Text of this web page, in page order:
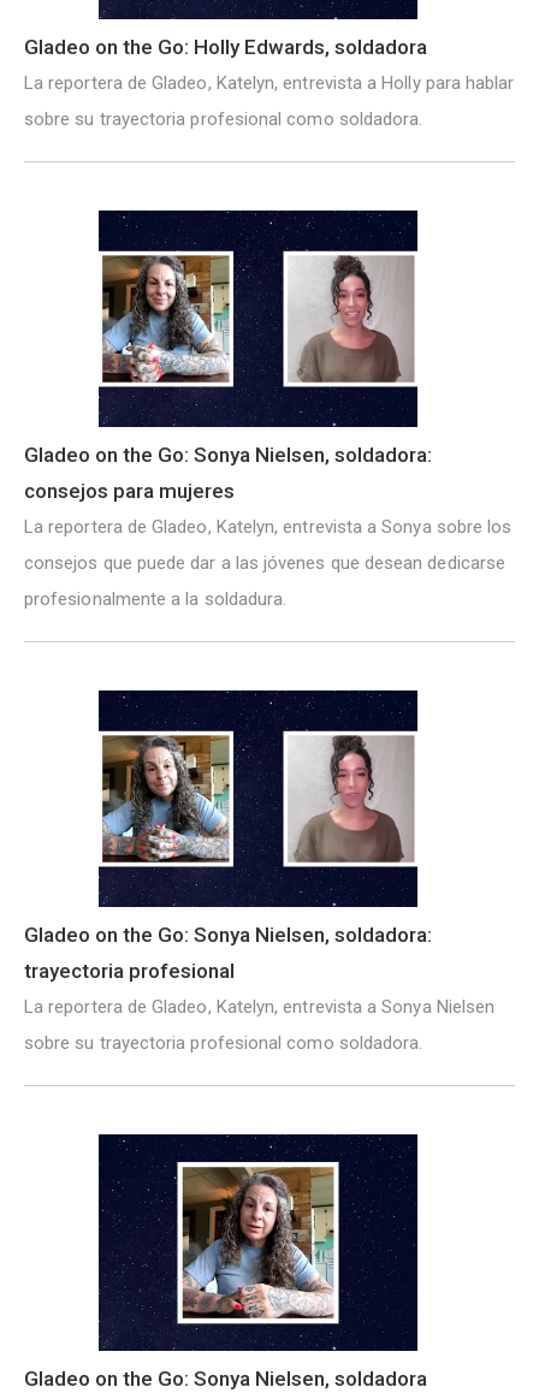
Gladeo on the Go: Holly Edwards, soldadora
La reportera de Gladeo, Katelyn, entrevista a Holly para hablar
sobre su trayectoria profesional como soldadora.
Gladeo on the Go: Sonya Nielsen, soldadora:
consejos para mujeres
La reportera de Gladeo, Katelyn, entrevista a Sonya sobre los
consejos que puede dar a las jóvenes que desean dedicarse
profesionalmente a la soldadura.
Gladeo on the Go: Sonya Nielsen, soldadora:
trayectoria profesional
La reportera de Gladeo, Katelyn, entrevista a Sonya Nielsen
sobre su trayectoria profesional como soldadora.
Gladeo on the Go: Sonya Nielsen, soldadora